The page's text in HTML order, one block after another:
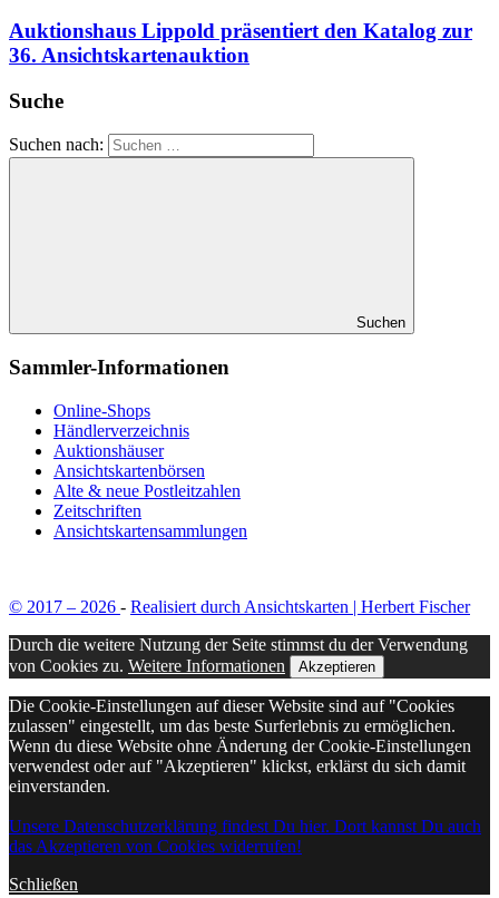
Auktionshaus Lippold präsentiert den Katalog zur
36. Ansichtskartenauktion
Suche
Suchen nach:
Suchen
Sammler-Informationen
Online-Shops
Händlerverzeichnis
Auktionshäuser
Ansichtskartenbörsen
Alte & neue Postleitzahlen
Zeitschriften
Ansichtskartensammlungen
© 2017 – 2026 - Realisiert durch Ansichtskarten | Herbert Fischer
Durch die weitere Nutzung der Seite stimmst du der Verwendung
von Cookies zu. Weitere Informationen Akzeptieren
Die Cookie-Einstellungen auf dieser Website sind auf "Cookies
zulassen" eingestellt, um das beste Surferlebnis zu ermöglichen.
Wenn du diese Website ohne Änderung der Cookie-Einstellungen
verwendest oder auf "Akzeptieren" klickst, erklärst du sich damit
einverstanden.
Unsere Datenschutzerklärung findest Du hier. Dort kannst Du auch
das Akzeptieren von Cookies widerrufen!
Schließen